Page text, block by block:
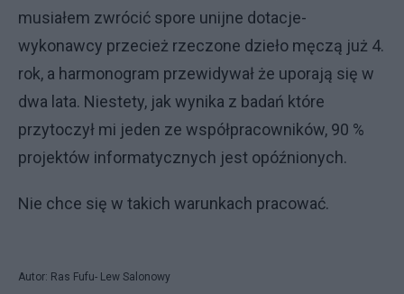
musiałem zwrócić spore unijne dotacje-
wykonawcy przecież rzeczone dzieło męczą już 4.
rok, a harmonogram przewidywał że uporają się w
dwa lata. Niestety, jak wynika z badań które
przytoczył mi jeden ze współpracowników, 90 %
projektów informatycznych jest opóźnionych.
Nie chce się w takich warunkach pracować.
Autor: Ras Fufu- Lew Salonowy